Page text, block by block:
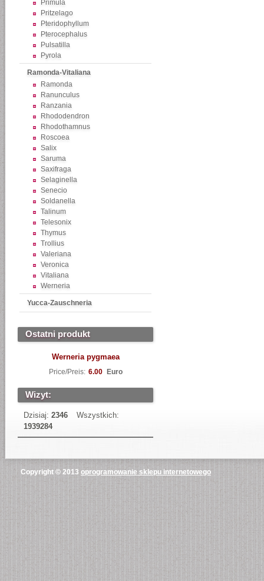
Primula
Pritzelago
Pteridophyllum
Pterocephalus
Pulsatilla
Pyrola
Ramonda-Vitaliana
Ramonda
Ranunculus
Ranzania
Rhododendron
Rhodothamnus
Roscoea
Salix
Saruma
Saxifraga
Selaginella
Senecio
Soldanella
Talinum
Telesonix
Thymus
Trollius
Valeriana
Veronica
Vitaliana
Werneria
Yucca-Zauschneria
Ostatni produkt
Werneria pygmaea
Price/Preis: 6.00 Euro
Wizyt:
Dzisiaj: 2346
Wszystkich:
1939284
Copyright © 2013 oprogramowanie sklepu internetowego